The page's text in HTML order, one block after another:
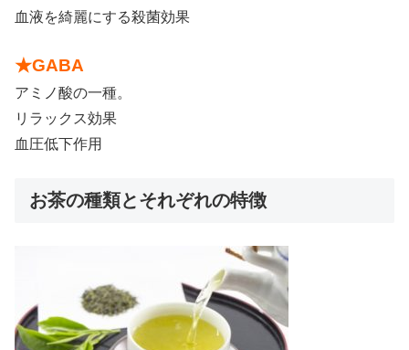
血液を綺麗にする殺菌効果
★GABA
アミノ酸の一種。
リラックス効果
血圧低下作用
お茶の種類とそれぞれの特徴